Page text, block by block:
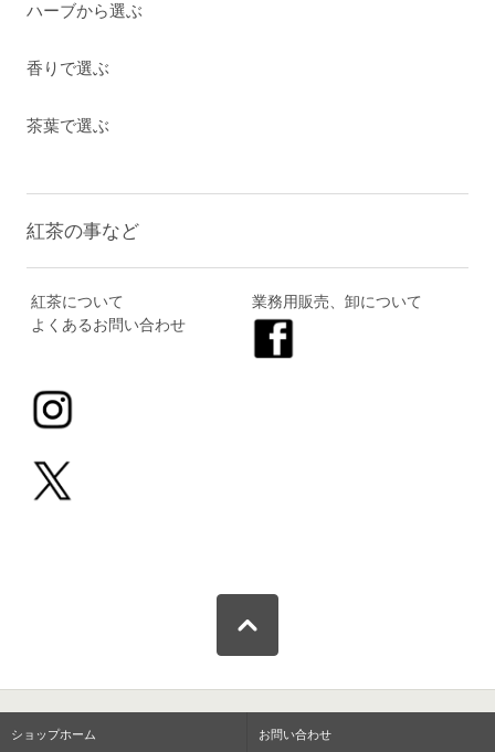
ハーブから選ぶ
香りで選ぶ
茶葉で選ぶ
紅茶の事など
紅茶について
業務用販売、卸について
よくあるお問い合わせ
ショップホーム お問い合わせ